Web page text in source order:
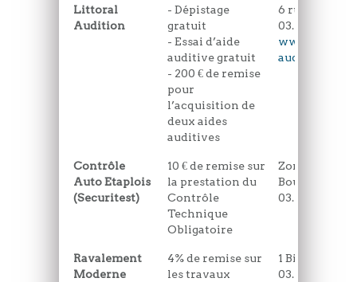
Littoral
Audition
- Dépistage
gratuit
- Essai d’aide
auditive gratuit
- 200 € de remise
pour
l’acquisition de
deux aides
auditives
6 rue de
03.21.10.81.94
www.littoral-
audition.fr
Contrôle
Auto Etaplois
(Securitest)
10 € de remise sur
la prestation du
Contrôle
Technique
Obligatoire
Zone
Boulevard
03.21.09.17.01
Ravalement
Moderne
4% de remise sur
les travaux
1 Bis rue
03.21.84.07.89